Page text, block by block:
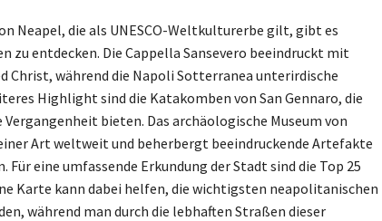
Neapel, die als UNESCO-Weltkulturerbe gilt, gibt es
zu entdecken. Die Cappella Sansevero beeindruckt mit
Christ, während die Napoli Sotterranea unterirdische
Highlight sind die Katakomben von San Gennaro, die
bieten. Das archäologische Museum von
Art weltweit und beherbergt beeindruckende Artefakte
Für eine umfassende Erkundung der Stadt sind die Top 25
Karte kann dabei helfen, die wichtigsten neapolitanischen
während man durch die lebhaften Straßen dieser